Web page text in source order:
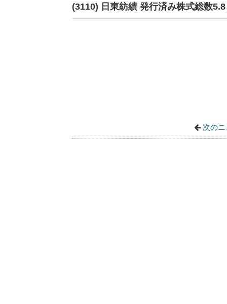
(3110) 日東紡績 発行済み株式総数
次のニ